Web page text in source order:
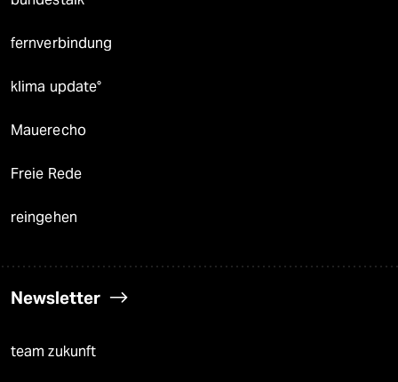
fernverbindung
klima update°
Mauerecho
Freie Rede
reingehen
Newsletter
team zukunft